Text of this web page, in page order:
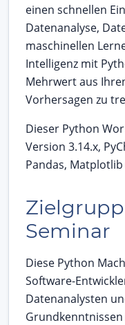
einen schnellen
Datenanalyse,
maschinellen
Intelligenz mit
Mehrwert aus
Vorhersagen zu
Dieser Python
Version 3.14.x,
Pandas,
Seminar
Diese Python
Software-
Datenanalysten